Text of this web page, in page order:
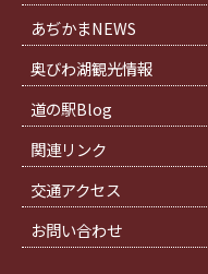
あぢかまNEWS
奥びわ湖観光情報
道の駅Blog
関連リンク
交通アクセス
お問い合わせ